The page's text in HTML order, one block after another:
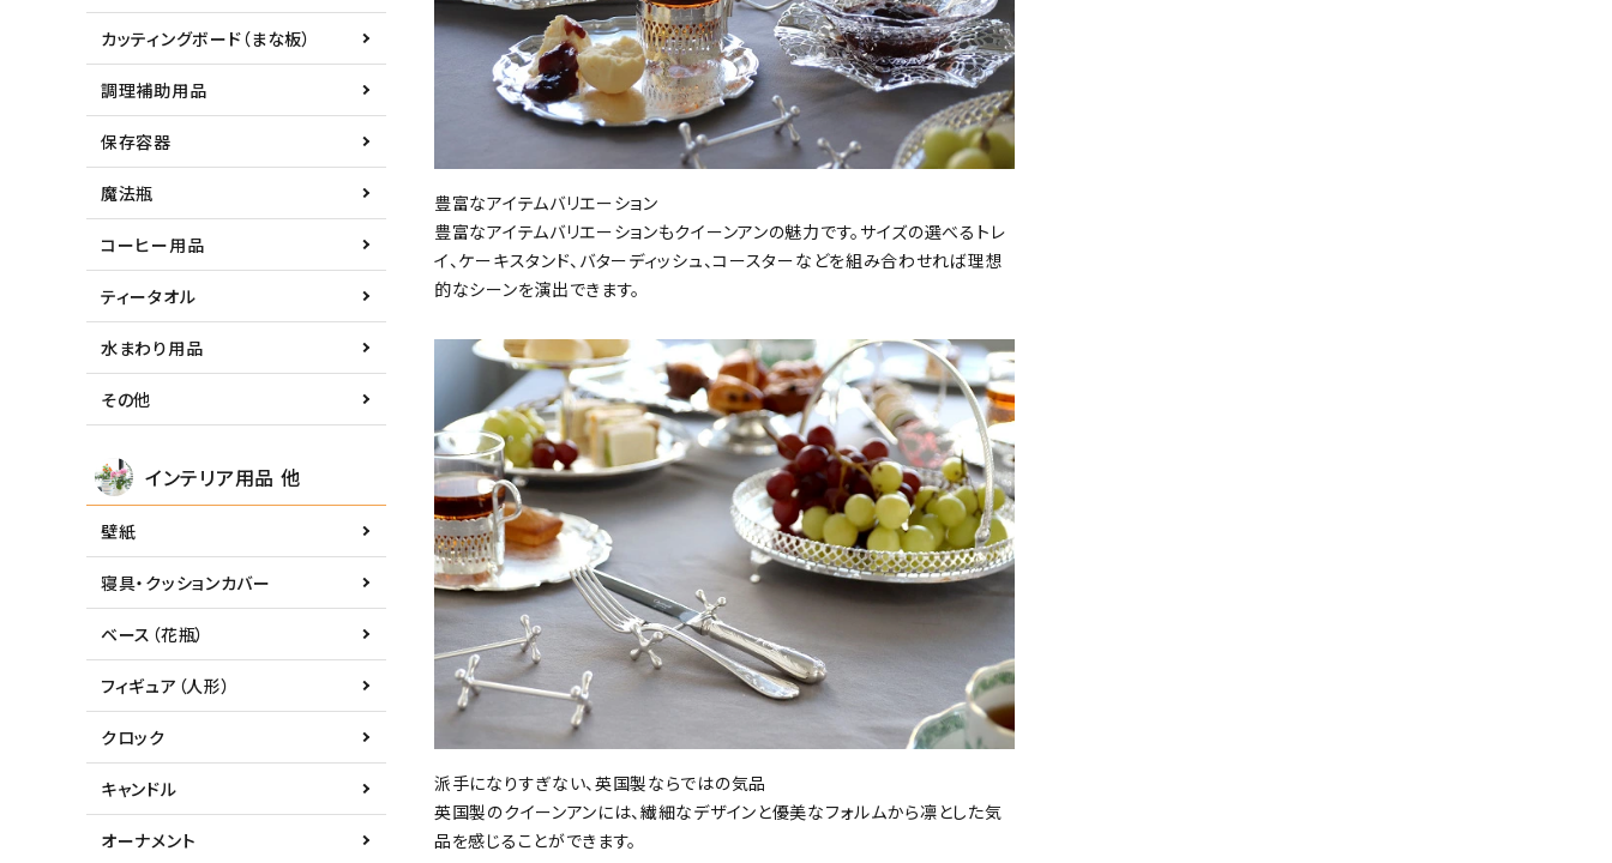
カッティングボード（まな板）
調理補助用品
保存容器
魔法瓶
コーヒー用品
ティータオル
水まわり用品
その他
インテリア用品 他
壁紙
寝具・クッションカバー
ベース（花瓶）
フィギュア（人形）
クロック
キャンドル
オーナメント
豊富なアイテムバリエーション
豊富なアイテムバリエーションもクイーンアンの魅力です。サイズの選べるトレ
イ、ケーキスタンド、バターディッシュ、コースターなどを組み合わせれば理想
的なシーンを演出できます。
派手になりすぎない、英国製ならではの気品
英国製のクイーンアンには、繊細なデザインと優美なフォルムから凛とした気
品を感じることができます。